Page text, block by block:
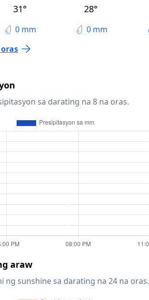
31°
0 mm
28°
0 mm
sa darating na 8 na oras.
araw
ng sunshine sa darating na 24 na oras.